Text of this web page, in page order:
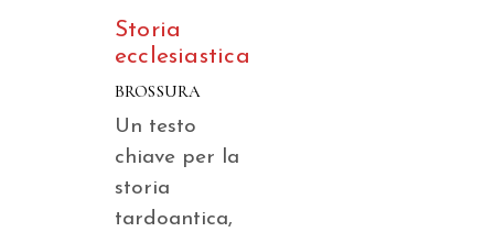
Storia
ecclesiastica
BROSSURA
Un testo
chiave per la
storia
tardoantica,